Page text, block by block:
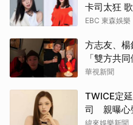
卡司太狂
EBC 東森娛樂
方志友、
「雙方共
華視新聞
TWICE定
司 親曝心
緯來娛樂新聞